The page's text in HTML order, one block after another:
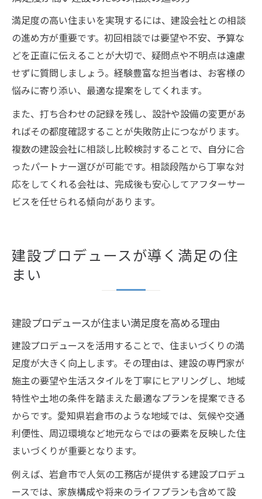
満足度の高い住まいを実現するには、建設会社との相談
の進め方が重要です。初回相談では要望や不安、予算な
どを正直に伝えることが大切で、疑問点や不明点は遠慮
せずに質問しましょう。経験豊富な担当者は、お客様の
悩みに寄り添い、最適な提案をしてくれます。
また、打ち合わせの記録を残し、設計や設備の変更があ
ればその都度確認することが失敗防止につながります。
複数の建設会社に相談し比較検討することで、自分に合
ったパートナー選びが可能です。相談段階から丁寧な対
応をしてくれる会社は、完成後も安心してアフターサー
ビスを任せられる傾向があります。
建設プロデュースが導く満足の住
まい
建設プロデュースが住まい満足度を高める理由
建設プロデュースを活用することで、住まいづくりの満
足度が大きく向上します。その理由は、建設の専門家が
施主の要望や生活スタイルを丁寧にヒアリングし、地域
特性や土地の条件を踏まえた最適なプランを提案できる
からです。愛知県岩倉市のような地域では、気候や交通
利便性、周辺環境など地元ならではの要素を反映した住
まいづくりが重要となります。
例えば、岩倉市で人気の工務店が提供する建設プロデュ
ースでは、家族構成や将来のライフプランも含めて設